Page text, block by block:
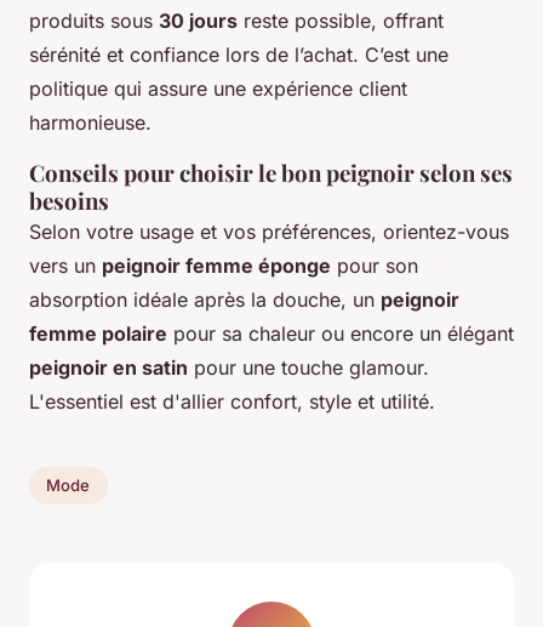
produits sous 30 jours reste possible, offrant
sérénité et confiance lors de l’achat. C’est une
politique qui assure une expérience client
harmonieuse.
Conseils pour choisir le bon peignoir selon ses
besoins
Selon votre usage et vos préférences, orientez-vous
vers un peignoir femme éponge pour son
absorption idéale après la douche, un peignoir
femme polaire pour sa chaleur ou encore un élégant
peignoir en satin pour une touche glamour.
L'essentiel est d'allier confort, style et utilité.
Mode